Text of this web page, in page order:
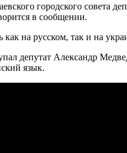
городского совета
в сообщении.
как на русском, так и на
депутат Александр
язык.